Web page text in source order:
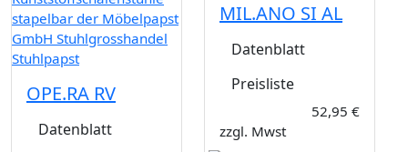
OPE.RA RV
Datenblatt
MIL.ANO SI AL
Datenblatt
Preisliste
52,95 €
zzgl. Mwst